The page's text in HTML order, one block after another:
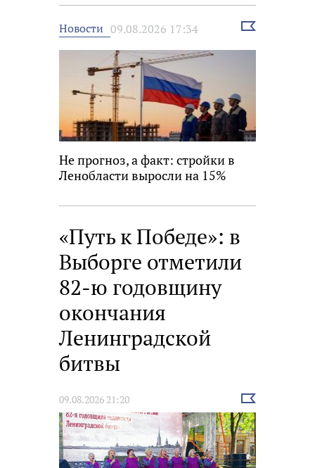
строитель России»
Новости 09.08.2026 17:34
Выбрать
Не прогноз, а факт: стройки в
Ленобласти выросли на 15%
«Путь к Победе»: в
Выборге отметили
82-ю годовщину
окончания
Ленинградской
битвы
09.08.2026 21:20
Выбрать
новость